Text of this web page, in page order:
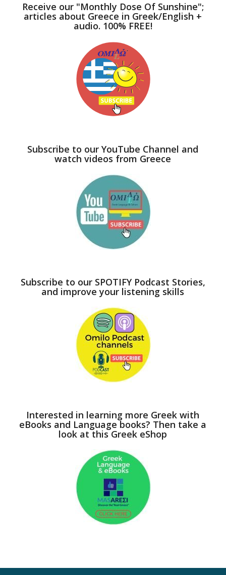
Receive our "Monthly Dose Of Sunshine";
articles about Greece in Greek/English +
audio. 100% FREE!
Subscribe to our YouTube Channel and
watch videos from Greece
Subscribe to our SPOTIFY Podcast Stories,
and improve your listening skills
Interested in learning more Greek with
eBooks and Language books? Then take a
look at this Greek eShop